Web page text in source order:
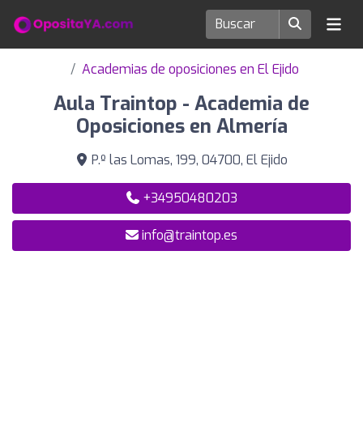
Academias de oposiciones en El Ejido
Aula Traintop - Academia de
Oposiciones en Almería
P.º las Lomas, 199, 04700, El Ejido
+34950480203
info@traintop.es